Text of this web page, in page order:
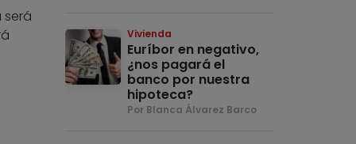
será
Vivienda
Euríbor en negativo,
¿nos pagará el
banco por nuestra
hipoteca?
Por Blanca Álvarez Barco